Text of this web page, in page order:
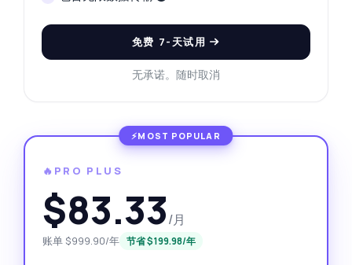
免费 7-天试用
无承诺。随时取消
🔥PRO PLUS
$83.33/月
账单 $999.90/年 节省 $199.98/年